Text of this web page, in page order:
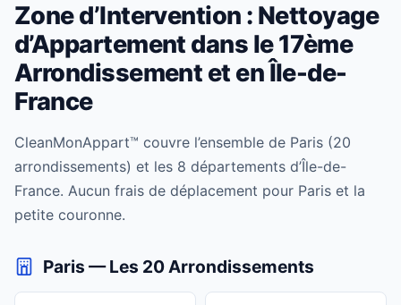
Zone d’Intervention : Nettoyage
d’Appartement dans le 17ème
Arrondissement et en Île-de-
France
CleanMonAppart™ couvre l’ensemble de Paris (20
arrondissements) et les 8 départements d’Île-de-
France. Aucun frais de déplacement pour Paris et la
petite couronne.
Paris — Les 20 Arrondissements